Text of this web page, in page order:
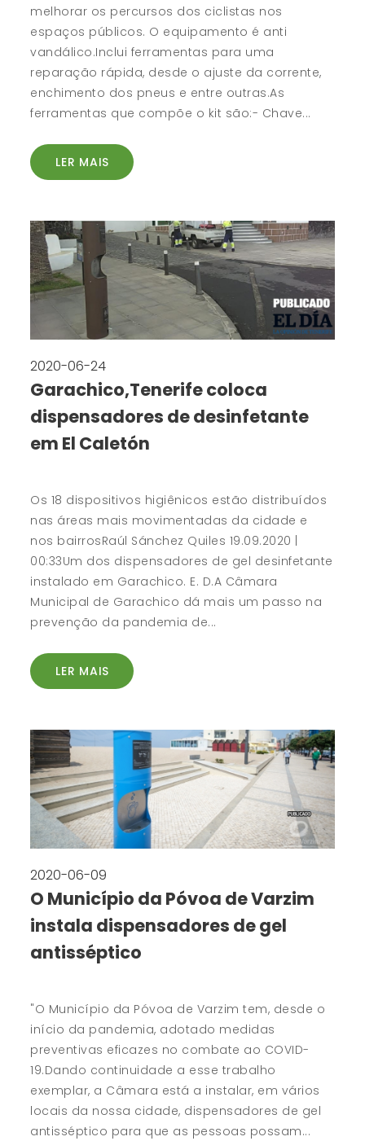
melhorar os percursos dos ciclistas nos
espaços públicos. O equipamento é anti
vandálico.Inclui ferramentas para uma
reparação rápida, desde o ajuste da corrente,
enchimento dos pneus e entre outras.As
ferramentas que compõe o kit são:- Chave...
LER MAIS
2020-06-24
Garachico,Tenerife coloca
dispensadores de desinfetante
em El Caletón
Os 18 dispositivos higiênicos estão distribuídos
nas áreas mais movimentadas da cidade e
nos bairrosRaúl Sánchez Quiles 19.09.2020 |
00:33Um dos dispensadores de gel desinfetante
instalado em Garachico. E. D.A Câmara
Municipal de Garachico dá mais um passo na
prevenção da pandemia de...
LER MAIS
2020-06-09
O Município da Póvoa de Varzim
instala dispensadores de gel
antisséptico
"O Município da Póvoa de Varzim tem, desde o
início da pandemia, adotado medidas
preventivas eficazes no combate ao COVID-
19.Dando continuidade a esse trabalho
exemplar, a Câmara está a instalar, em vários
locais da nossa cidade, dispensadores de gel
antisséptico para que as pessoas possam...